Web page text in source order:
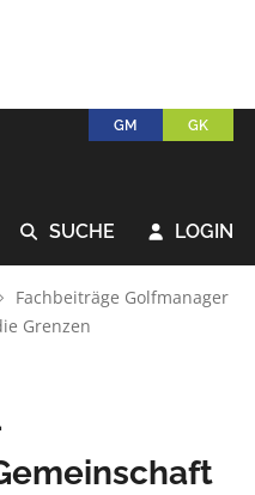
GM GK
 SUCHE  LOGIN
Fachbeiträge Golfmanager
Grenzen